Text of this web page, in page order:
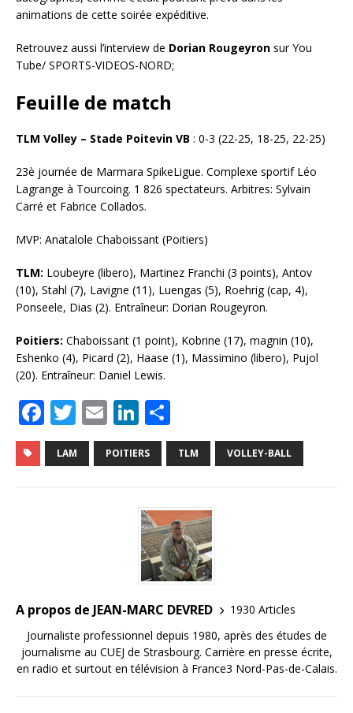
animations de cette soirée expéditive.
Retrouvez aussi l’interview de Dorian Rougeyron sur You
Tube/ SPORTS-VIDEOS-NORD;
Feuille de match
TLM Volley – Stade Poitevin VB : 0-3 (22-25, 18-25, 22-25)
23è journée de Marmara SpikeLigue. Complexe sportif Léo
Lagrange à Tourcoing. 1 826 spectateurs. Arbitres: Sylvain
Carré et Fabrice Collados.
MVP: Anatalole Chaboissant (Poitiers)
TLM: Loubeyre (libero), Martinez Franchi (3 points), Antov
(10), Stahl (7), Lavigne (11), Luengas (5), Roehrig (cap, 4),
Ponseele, Dias (2). Entraîneur: Dorian Rougeyron.
Poitiers: Chaboissant (1 point), Kobrine (17), magnin (10),
Eshenko (4), Picard (2), Haase (1), Massimino (libero), Pujol
(20). Entraîneur: Daniel Lewis.
F
a
c
T
w
it
E
m
ai
Li
n
k
dI
n
ar
ta
e
r
LAM POITIERS TLM VOLLEY-BALL
A propos de JEAN-MARC DEVRED
1930 Articles
Journaliste professionnel depuis 1980, après des études de
journalisme au CUEJ de Strasbourg. Carrière en presse écrite,
en radio et surtout en télévision à France3 Nord-Pas-de-Calais.